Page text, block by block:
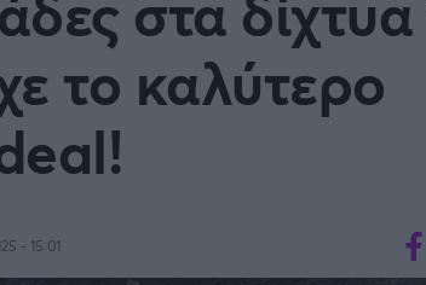
το καλύτερο
- 15:01